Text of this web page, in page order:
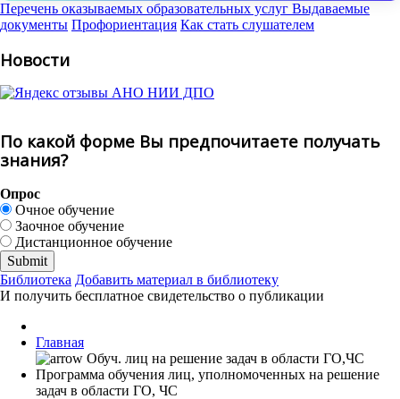
Перечень оказываемых образовательных услуг Выдаваемые
документы Профориентация Как стать слушателем
Новости
По какой форме Вы предпочитаете получать
знания?
Опрос
Очное обучение
Заочное обучение
Дистанционное обучение
Библиотека Добавить материал в библиотеку
И получить бесплатное свидетельство о публикации
Главная
Программа обучения лиц, уполномоченных на решение
задач в области ГО, ЧС